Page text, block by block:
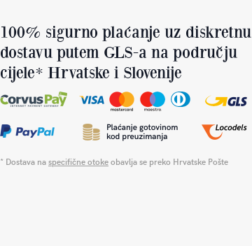
100% sigurno plaćanje uz diskretnu
dostavu putem GLS-a na području
cijele* Hrvatske i Slovenije
* Dostava naspecifične otokeobavlja se preko Hrvatske Pošte